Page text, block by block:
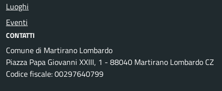
Luoghi
Eventi
CONTATTI
Comune di Martirano Lombardo
Piazza Papa Giovanni XXIII, 1 - 88040 Martirano Lombardo CZ
Codice fiscale: 00297640799